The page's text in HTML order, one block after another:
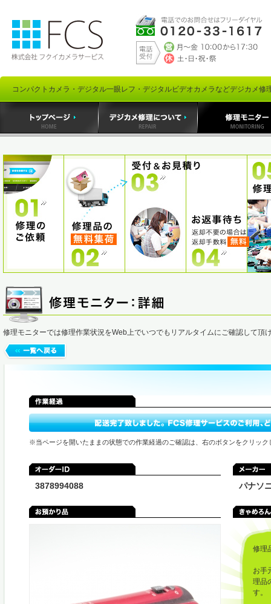
コンパクトカメラ・デジタル一眼レフ・デジタルビデオカメラなどデジカメ修
修理モニターでは修理作業状況をWeb上でいつでもリアルタイムにご確認して頂
※当ページを開いたままの状態での作業経過のご確認は、右のボタンをクリック
3878994088 パナソ
修理
お手
理品
す。